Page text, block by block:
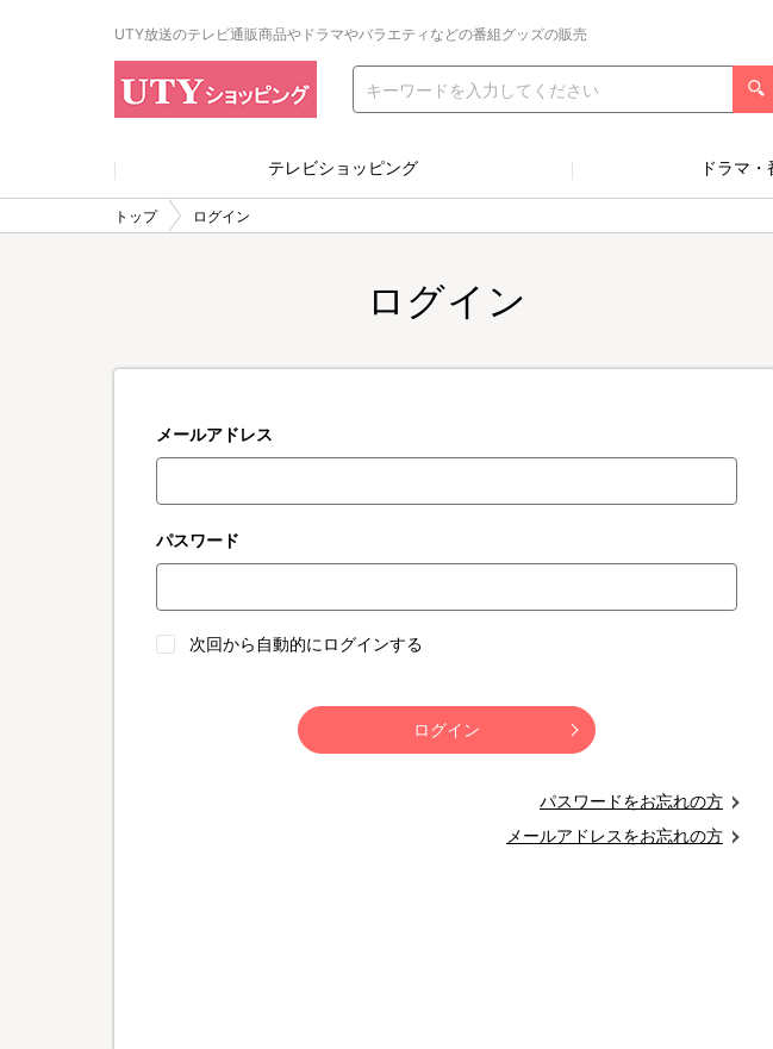
UTY放送のテレビ通販商品やドラマやバラエティなどの番組グッズの販売
テレビショッピング ドラマ
トップ ログイン
ログイン
メールアドレス
パスワード
次回から自動的にログインする
ログイン
パスワードをお忘れの方
メールアドレスをお忘れの方